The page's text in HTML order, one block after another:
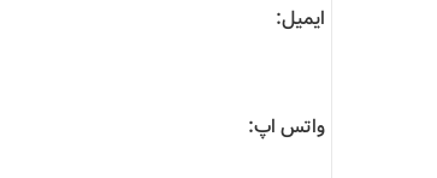
ایمیل:
واتس اپ: